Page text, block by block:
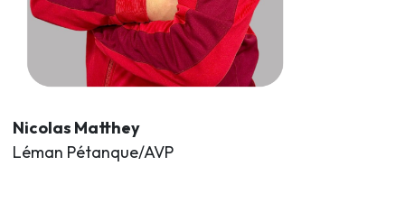
Nicolas Matthey
Léman Pétanque/AVP